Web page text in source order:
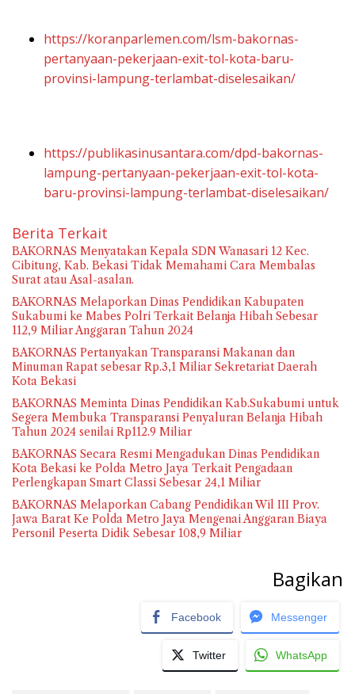
https://koranparlemen.com/lsm-bakornas-
pertanyaan-pekerjaan-exit-tol-kota-baru-
provinsi-lampung-terlambat-diselesaikan/
https://publikasinusantara.com/dpd-bakornas-
lampung-pertanyaan-pekerjaan-exit-tol-kota-
baru-provinsi-lampung-terlambat-diselesaikan/
Berita Terkait
BAKORNAS Menyatakan Kepala SDN Wanasari 12 Kec.
Cibitung, Kab. Bekasi Tidak Memahami Cara Membalas
Surat atau Asal-asalan.
BAKORNAS Melaporkan Dinas Pendidikan Kabupaten
Sukabumi ke Mabes Polri Terkait Belanja Hibah Sebesar
112,9 Miliar Anggaran Tahun 2024
BAKORNAS Pertanyakan Transparansi Makanan dan
Minuman Rapat sebesar Rp.3,1 Miliar Sekretariat Daerah
Kota Bekasi
BAKORNAS Meminta Dinas Pendidikan Kab.Sukabumi untuk
Segera Membuka Transparansi Penyaluran Belanja Hibah
Tahun 2024 senilai Rp112.9 Miliar
BAKORNAS Secara Resmi Mengadukan Dinas Pendidikan
Kota Bekasi ke Polda Metro Jaya Terkait Pengadaan
Perlengkapan Smart Classi Sebesar 24,1 Miliar
BAKORNAS Melaporkan Cabang Pendidikan Wil III Prov.
Jawa Barat Ke Polda Metro Jaya Mengenai Anggaran Biaya
Personil Peserta Didik Sebesar 108,9 Miliar
Bagikan
Facebook Messenger
Twitter WhatsApp